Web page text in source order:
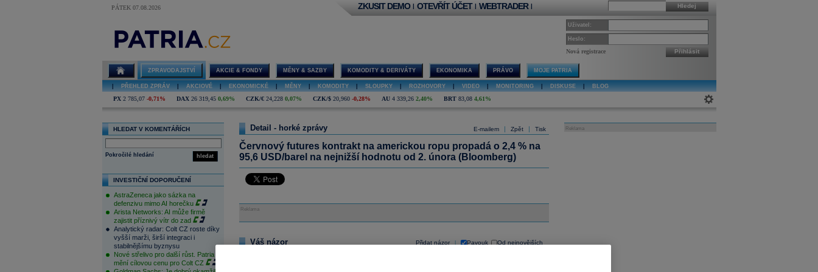
PÁTEK 07.08.2026 Hledej
ZKUSIT DEMO | OTEVŘÍT ÚČET | WEBTRADER |
Uživatel:
Heslo:
Nová registrace Přihlásit
ZPRAVODAJSTVÍ AKCIE & FONDY MĚNY & SAZBY KOMODITY & DERIVÁTY EKONOMIKA PRÁVO MOJE PATRIA
PŘEHLED ZPRÁV AKCIOVÉ EKONOMICKÉ MĚNY KOMODITY SLOUPKY ROZHOVORY VIDEO MONITORING DISKUSE BLOG
PX 2 785,07 -0,71% DAX 26 319,45 0,69% CZK/€ 24,228 0,07% CZK/$ 20,960 -0,28% AU 4 339,26 2,40% BRT 83,08 4,61%
HLEDAT V KOMENTÁŘÍCH
hledat
Pokročilé hledání
INVESTIČNÍ DOPORUČENÍ
AstraZeneca jako sázka na
defenzivu mimo AI horečku
Arista Networks: AI může firmě
zajistit příznivý vítr do zad
Analytický radar: Colt CZ roste díky
vyšší marži, širší integraci i
stabilnějšímu byznysu
Nové střelivo pro další růst. Patria
mění cílovou cenu pro Colt CZ
E-mailem | Zpět | Tisk
Detail - horké zprávy
Červnový futures kontrakt na americkou ropu propadá o 2,4 % na
95,6 USD/barel na nejnižší hodnotu od 2. února (Bloomberg)
Reklama
Přidat názor Pavouk Od nejnovějších
Váš názor
Reklama